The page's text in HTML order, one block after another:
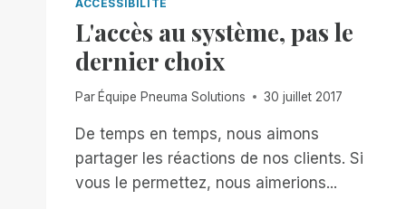
ACCESSIBILITÉ
L'accès au système, pas le
dernier choix
ParÉquipe Pneuma Solutions 30 juillet 2017
De temps en temps, nous aimons
partager les réactions de nos clients. Si
vous le permettez, nous aimerions...